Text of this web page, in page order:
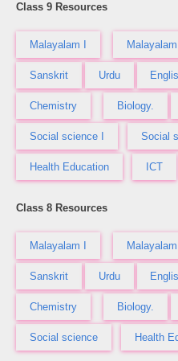
Class 9 Resources
Malayalam I
Sanskrit Urdu
Chemistry Biology.
Social science I Social
Health Education ICT
Class 8 Resources
Malayalam I
Sanskrit Urdu
Chemistry Biology.
Social science Health